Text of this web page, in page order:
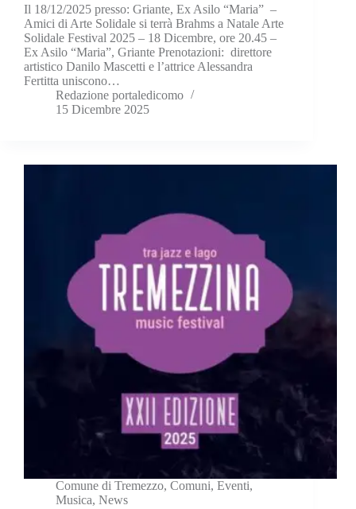
Il 18/12/2025 presso: Griante, Ex Asilo “Maria” –
Amici di Arte Solidale si terrà Brahms a Natale Arte
Solidale Festival 2025 – 18 Dicembre, ore 20.45 –
Ex Asilo “Maria”, Griante Prenotazioni: direttore
artistico Danilo Mascetti e l’attrice Alessandra
Fertitta uniscono…
Redazione portaledicomo
15 Dicembre 2025
Comune di Tremezzo, Comuni, Eventi,
Musica, News